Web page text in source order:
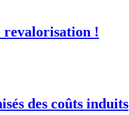
revalorisation !
des coûts induits